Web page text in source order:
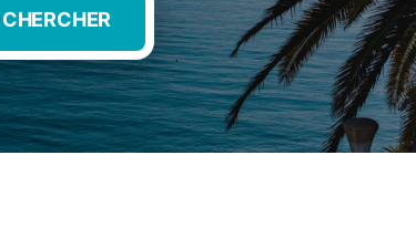
CHERCHER